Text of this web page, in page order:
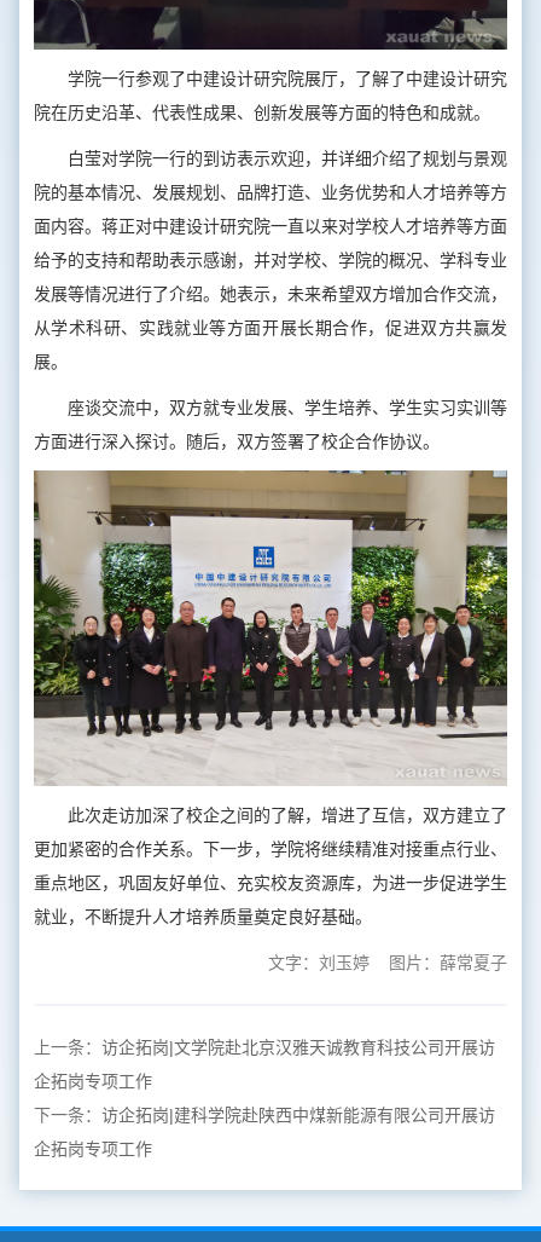
学院一行参观了中建设计研究院展厅，了解了中建设计研究
院在历史沿革、代表性成果、创新发展等方面的特色和成就。
白莹对学院一行的到访表示欢迎，并详细介绍了规划与景观
院的基本情况、发展规划、品牌打造、业务优势和人才培养等方
面内容。蒋正对中建设计研究院一直以来对学校人才培养等方面
给予的支持和帮助表示感谢，并对学校、学院的概况、学科专业
发展等情况进行了介绍。她表示，未来希望双方增加合作交流，
从学术科研、实践就业等方面开展长期合作，促进双方共赢发
展。
座谈交流中，双方就专业发展、学生培养、学生实习实训等
方面进行深入探讨。随后，双方签署了校企合作协议。
此次走访加深了校企之间的了解，增进了互信，双方建立了
更加紧密的合作关系。下一步，学院将继续精准对接重点行业、
重点地区，巩固友好单位、充实校友资源库，为进一步促进学生
就业，不断提升人才培养质量奠定良好基础。
文字：刘玉婷 图片：薛常夏子
上一条： 访企拓岗|文学院赴北京汉雅天诚教育科技公司开展访
企拓岗专项工作
下一条： 访企拓岗|建科学院赴陕西中煤新能源有限公司开展访
企拓岗专项工作